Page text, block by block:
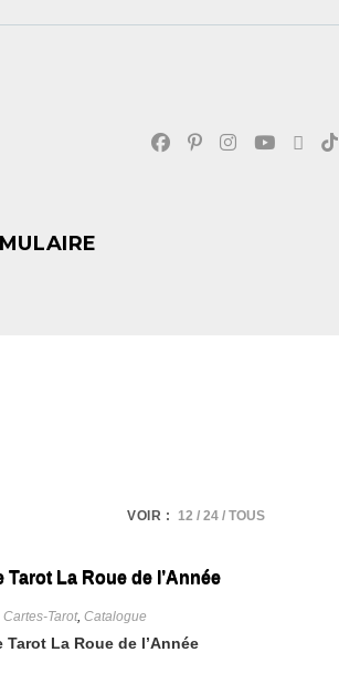
VOIR : 12 24 TOUS
Cartes-Tarot,Catalogue
Tarot La Roue de l’Année